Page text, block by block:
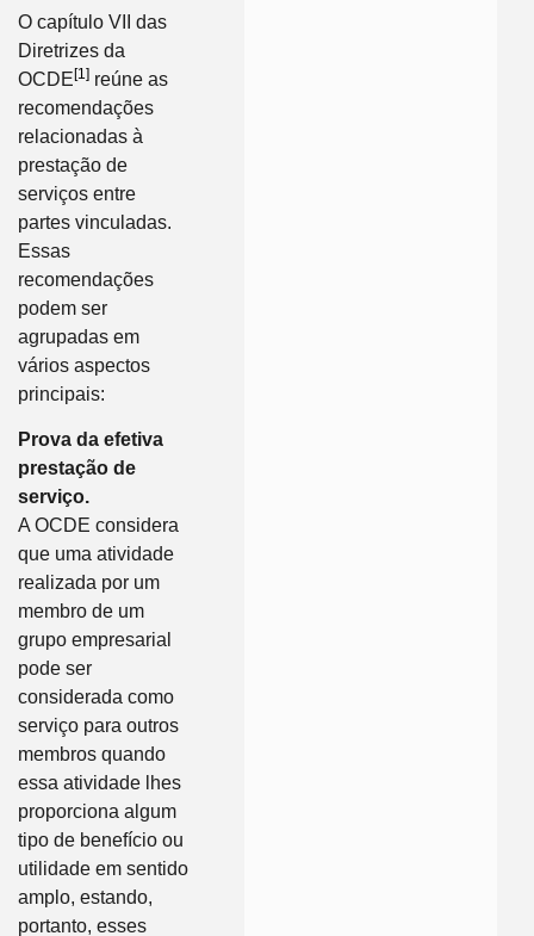
O capítulo VII das
Diretrizes da
OCDE[1] reúne as
recomendações
relacionadas à
prestação de
serviços entre
partes vinculadas.
Essas
recomendações
podem ser
agrupadas em
vários aspectos
principais:
Prova da efetiva
prestação de
serviço.
A OCDE considera
que uma atividade
realizada por um
membro de um
grupo empresarial
pode ser
considerada como
serviço para outros
membros quando
essa atividade lhes
proporciona algum
tipo de benefício ou
utilidade em sentido
amplo, estando,
portanto, esses